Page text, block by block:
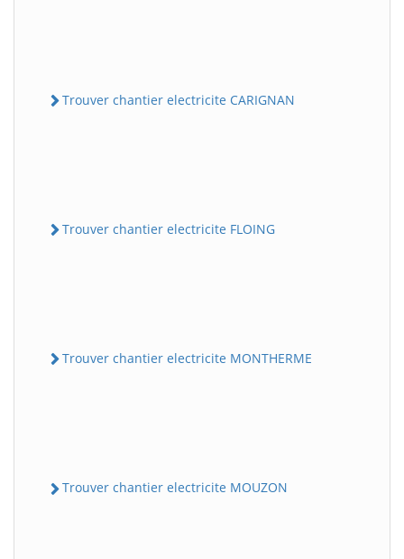
Trouver chantier electricite CARIGNAN
Trouver chantier electricite FLOING
Trouver chantier electricite MONTHERME
Trouver chantier electricite MOUZON